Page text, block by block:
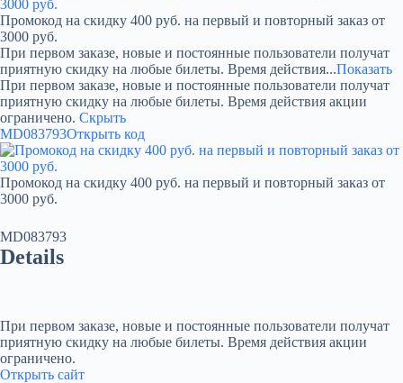
Промокод на скидку 400 руб. на первый и повторный заказ от
3000 руб.
При первом заказе, новые и постоянные пользователи получат
приятную скидку на любые билеты. Время действия...Показать
При первом заказе, новые и постоянные пользователи получат
приятную скидку на любые билеты. Время действия акции
ограничено. Скрыть
MD083793Открыть код
Промокод на скидку 400 руб. на первый и повторный заказ от
3000 руб.
MD083793
Details
При первом заказе, новые и постоянные пользователи получат
приятную скидку на любые билеты. Время действия акции
ограничено.
Открыть сайт